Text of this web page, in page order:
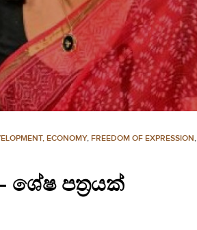
ECONOMY, FREEDOM OF EXPRESSION,
ශේෂ පත්‍රයක්